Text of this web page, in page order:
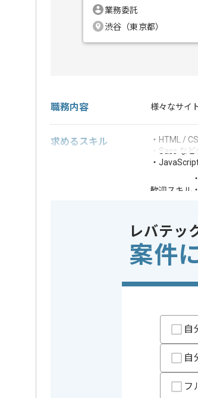
業務委託
渋谷（東京都）
職務内容 様々なサイ
求めるスキル
・HTML /
・Sass な
・
歓迎スキル
※上記に似た
この案件で扱う技術 フレームワー
開発ツール
精算条件
精算基準時
支払いサイ
レバテッ
案件
自
自
フ